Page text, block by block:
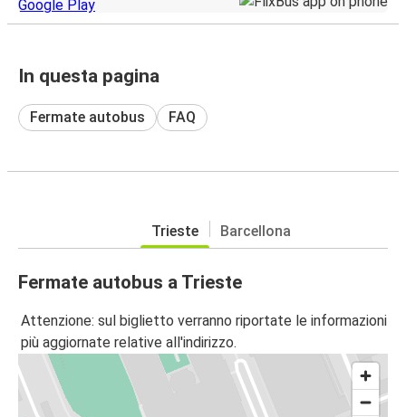
In questa pagina
Fermate autobus FAQ
Trieste Barcellona
Fermate autobus a Trieste
Attenzione: sul biglietto verranno riportate le informazioni
più aggiornate relative all'indirizzo.